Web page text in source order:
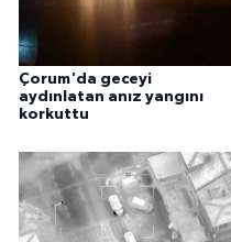
Çorum'da geceyi
aydınlatan anız yangını
korkuttu